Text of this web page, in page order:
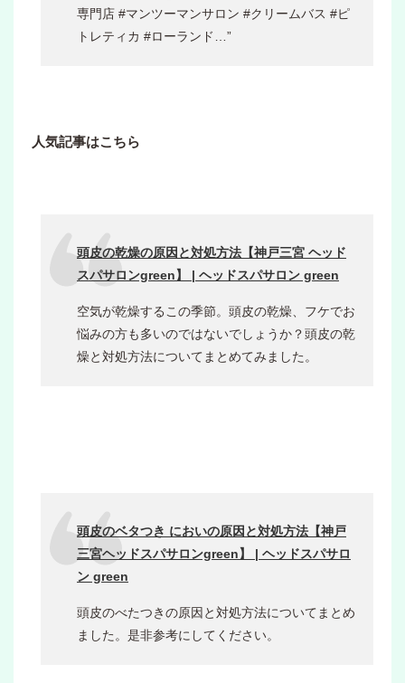
専門店 #マンツーマンサロン #クリームバス #ピ
トレティカ #ローランド…”
人気記事はこちら
頭皮の乾燥の原因と対処方法【神戸三宮 ヘッド
スパサロンgreen】 | ヘッドスパサロン green
空気が乾燥するこの季節。頭皮の乾燥、フケでお
悩みの方も多いのではないでしょうか？頭皮の乾
燥と対処方法についてまとめてみました。
頭皮のベタつき においの原因と対処方法【神戸
三宮ヘッドスパサロンgreen】 | ヘッドスパサロ
ン green
頭皮のべたつきの原因と対処方法についてまとめ
ました。是非参考にしてください。